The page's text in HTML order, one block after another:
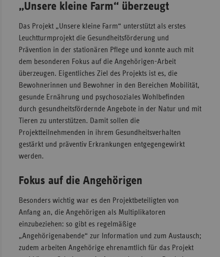
„Unsere kleine Farm“ überzeugt
Das Projekt „Unsere kleine Farm“ unterstützt als erstes
Leuchtturmprojekt die Gesundheitsförderung und
Prävention in der stationären Pflege und konnte auch mit
dem besonderen Fokus auf die Angehörigen-Arbeit
überzeugen. Eigentliches Ziel des Projekts ist es, die
Bewohnerinnen und Bewohner in den Bereichen Mobilität,
gesunde Ernährung und psychosoziales Wohlbefinden
durch gesundheitsfördernde Angebote in der Natur und mit
Tieren zu unterstützen. Damit sollen die
Projektteilnehmenden in ihrem Gesundheitsverhalten
gestärkt und präventiv Erkrankungen entgegengewirkt
werden.
Fokus auf die Angehörigen
Besonders wichtig war es den Projektbeteiligten von
Anfang an, die Angehörigen als Multiplikatoren
einzubeziehen: so gibt es regelmäßige
„Angehörigenabende“ zur Information und zum Austausch;
zudem arbeiten Angehörige ehrenamtlich für das Projekt